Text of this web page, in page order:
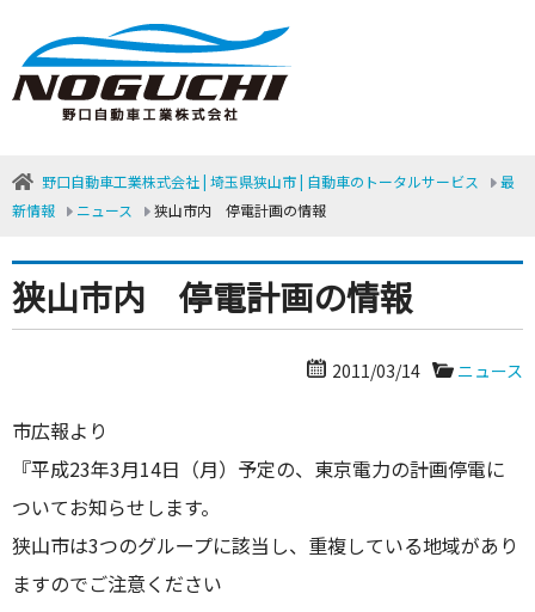
野口自動車工業株式会社 | 埼玉県狭山市 | 自動車のトータルサービス
最
新情報
ニュース 狭山市内 停電計画の情報
狭山市内 停電計画の情報
2011/03/14 ニュース
市広報より
『平成23年3月14日（月）予定の、東京電力の計画停電に
ついてお知らせします。
狭山市は3つのグループに該当し、重複している地域があり
ますのでご注意ください